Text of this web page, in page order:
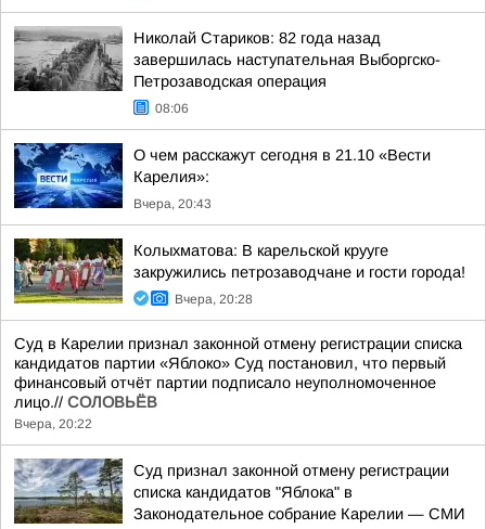
Николай Стариков: 82 года назад
завершилась наступательная Выборгско-
Петрозаводская операция
08:06
О чем расскажут сегодня в 21.10 «Вести
Карелия»:
Вчера, 20:43
Колыхматова: В карельской крууге
закружились петрозаводчане и гости города!
Вчера, 20:28
Суд в Карелии признал законной отмену регистрации списка
кандидатов партии «Яблоко» Суд постановил, что первый
финансовый отчёт партии подписало неуполномоченное
лицо.// СОЛОВЬЁВ
Вчера, 20:22
Суд признал законной отмену регистрации
списка кандидатов "Яблока" в
Законодательное собрание Карелии — СМИ